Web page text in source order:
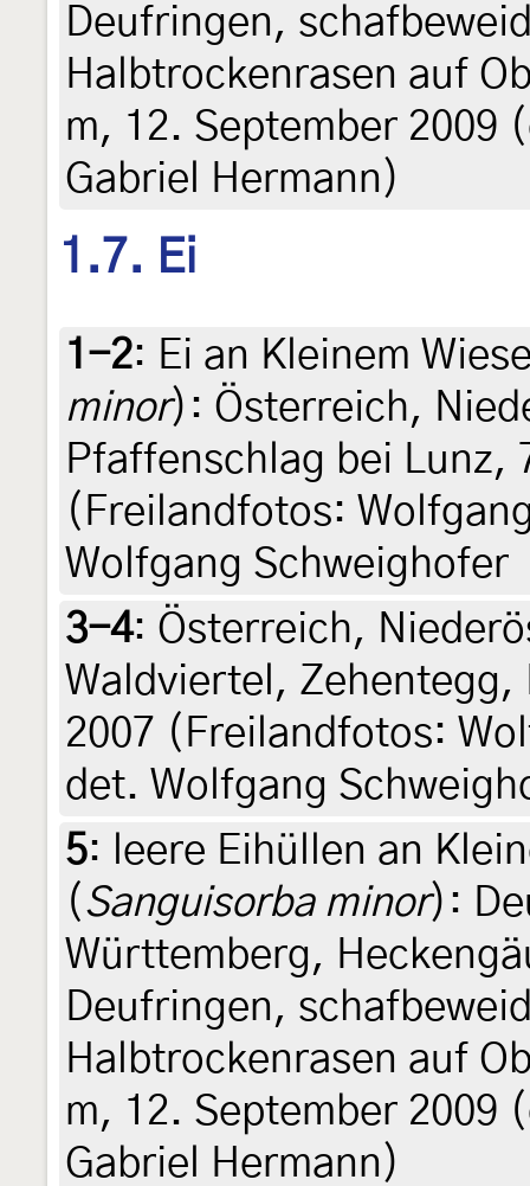
Deufringen,
Halbtrockenrasen auf
m, 12. September 2009
Gabriel Hermann)
1.7. Ei
1-2: Ei an Kleinem
minor): Österreich,
Pfaffenschlag bei Lunz,
(Freilandfotos:
Wolfgang Schweighofer
3-4: Österreich,
Waldviertel,
2007 (Freilandfotos:
det. Wolfgang
5:
leere Eihüllen an
( Sanguisorba minor):
Württemberg,
Deufringen,
Halbtrockenrasen auf
m, 12. September 2009
Gabriel Hermann)